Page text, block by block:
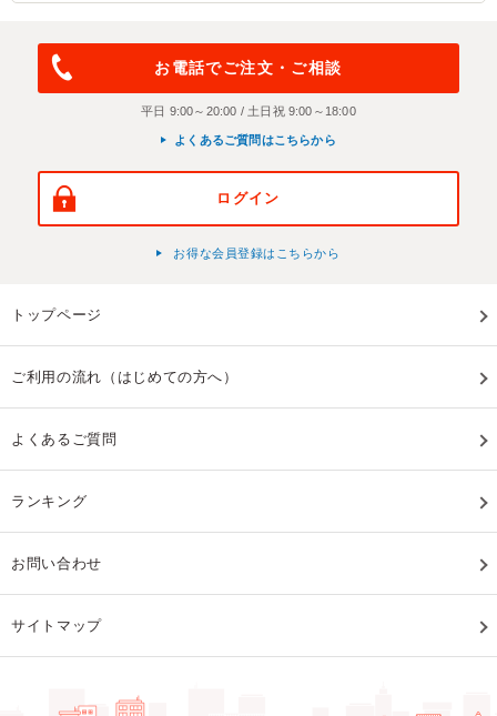
お電話でご注文・ご相談
平日 9:00～20:00 / 土日祝 9:00～18:00
よくあるご質問はこちらから
ログイン
お得な会員登録はこちらから
トップページ
ご利用の流れ（はじめての方へ）
よくあるご質問
ランキング
お問い合わせ
サイトマップ